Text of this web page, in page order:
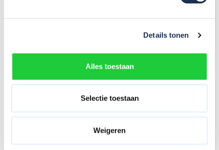
Details tonen
Alles toestaan
Selectie toestaan
Weigeren
Panthera Basic geschoord
rolsteiger carbon vloer
Panthera Basic geschoord
werkhoogte